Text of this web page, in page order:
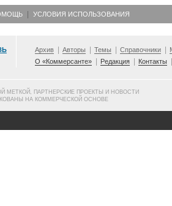
УСЛОВИЯ ИСПОЛЬЗОВАНИЯ
Архив Авторы Темы Справочники
О «Коммерсанте»
Редакция Контакты
МЕТКОЙ, ПАРТНЕРСКИЕ ПРОЕКТЫ И НОВОСТИ
НА КОММЕРЧЕСКОЙ ОСНОВЕ